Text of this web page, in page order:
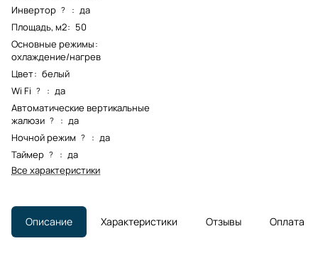
Инвертор ? : да
Площадь, м2: 50
Основные режимы:
охлаждение/нагрев
Цвет: белый
Wi Fi ? : да
Автоматические вертикальные
жалюзи ? : да
Ночной режим ? : да
Таймер ? : да
Все характеристики
Описание Характеристики Отзывы Оплата